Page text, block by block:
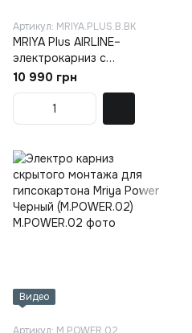
Артикул: MRIYA.PLUS.B.BK
MRIYA Plus AIRLINE–
электрокарниз с
интегрированной
трекшиной, черный, 4000K
10 990 грн
Видео